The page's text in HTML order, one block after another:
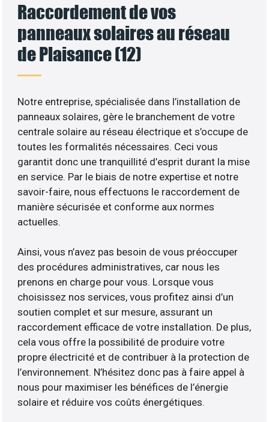
Raccordement de vos
panneaux solaires au réseau
de Plaisance (12)
Notre entreprise, spécialisée dans l’installation de
panneaux solaires, gère le branchement de votre
centrale solaire au réseau électrique et s’occupe de
toutes les formalités nécessaires. Ceci vous
garantit donc une tranquillité d’esprit durant la mise
en service. Par le biais de notre expertise et notre
savoir-faire, nous effectuons le raccordement de
manière sécurisée et conforme aux normes
actuelles.
Ainsi, vous n’avez pas besoin de vous préoccuper
des procédures administratives, car nous les
prenons en charge pour vous. Lorsque vous
choisissez nos services, vous profitez ainsi d’un
soutien complet et sur mesure, assurant un
raccordement efficace de votre installation. De plus,
cela vous offre la possibilité de produire votre
propre électricité et de contribuer à la protection de
l’environnement. N’hésitez donc pas à faire appel à
nous pour maximiser les bénéfices de l’énergie
solaire et réduire vos coûts énergétiques.